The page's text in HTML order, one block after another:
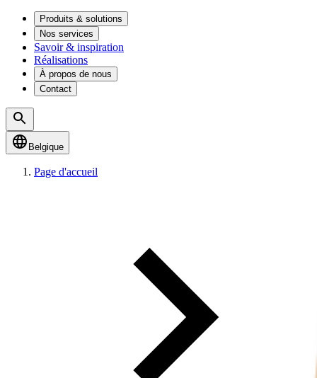
Produits & solutions
Nos services
Savoir & inspiration
Réalisations
À propos de nous
Contact
Belgique
Page d'accueil